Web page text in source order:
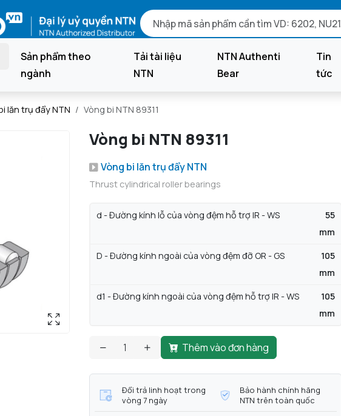
Sản phẩm theo
ngành
Tải tài liệu
NTN
NTN Authenti
Bear
Tin
tức
lăn trụ đẩy NTN Vòng bi NTN 89311
Vòng bi NTN 89311
Vòng bi lăn trụ đẩy NTN
Thrust cylindrical roller bearings
d - Đường kính lỗ của vòng đệm hỗ trợ IR - WS
55
mm
D - Đường kính ngoài của vòng đệm đỡ OR - GS
105
mm
d1 - Đường kính ngoài của vòng đệm hỗ trợ IR - WS
105
mm
Thêm vào đơn hàng
Đổi trả linh hoạt trong
vòng 7 ngày
Bảo hành chính hãng
NTN trên toàn quốc